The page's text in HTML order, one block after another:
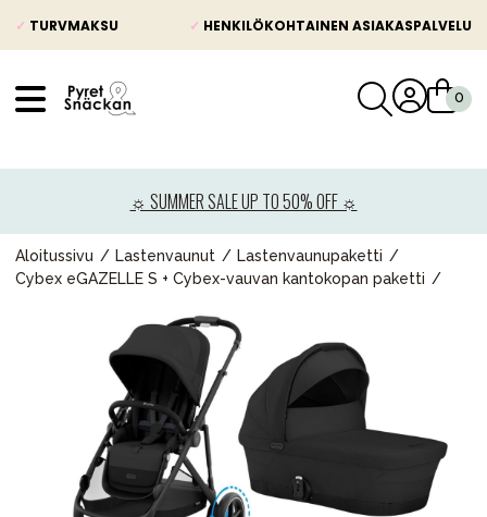
✓ TURVMAKSU ✓ HENKILÖKOHTAINEN ASIAKASPALVELU
☼ SUMMER SALE UP TO 50% OFF ☼
Aloitussivu Lastenvaunut
Lastenvaunupaketti
Cybex eGAZELLE S + Cybex-vauvan kantokopan paketti
Lastenvaunut
Lasten turvaistuimet
Lapsi & vauva
Lelut ja pelit
Äiti & Isä
Huonekalut & vuodevaatteet
Tarvikkeet